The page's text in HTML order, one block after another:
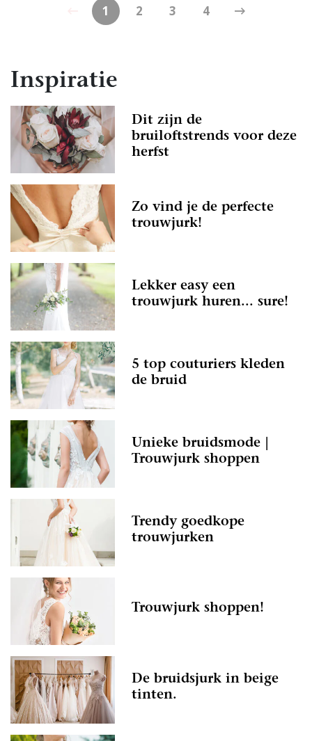
1 2 3 4
Inspiratie
Dit zijn de
bruiloftstrends voor deze
herfst
Zo vind je de perfecte
trouwjurk!
Lekker easy een
trouwjurk huren... sure!
5 top couturiers kleden
de bruid
Unieke bruidsmode |
Trouwjurk shoppen
Trendy goedkope
trouwjurken
Trouwjurk shoppen!
De bruidsjurk in beige
tinten.